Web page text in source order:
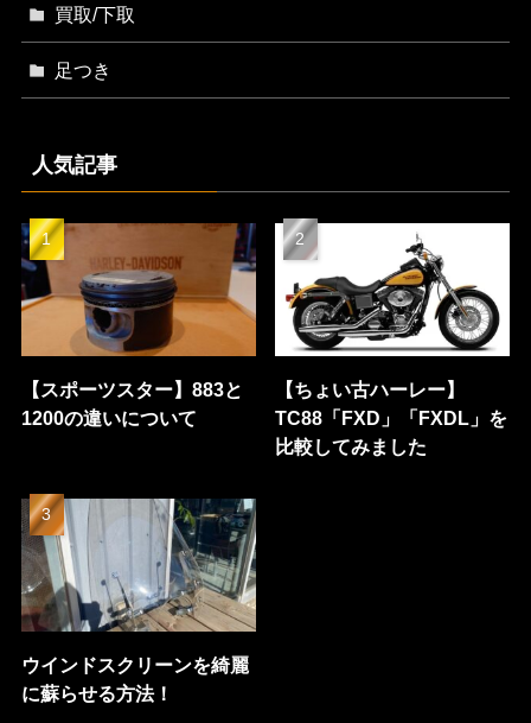
買取/下取
足つき
人気記事
【スポーツスター】883と
1200の違いについて
【ちょい古ハーレー】
TC88「FXD」「FXDL」を
比較してみました
ウインドスクリーンを綺麗
に蘇らせる方法！